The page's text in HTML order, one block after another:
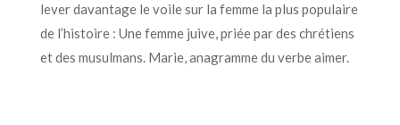
lever davantage le voile sur la femme la plus populaire
de l’histoire : Une femme juive, priée par des chrétiens
et des musulmans. Marie, anagramme du verbe aimer.